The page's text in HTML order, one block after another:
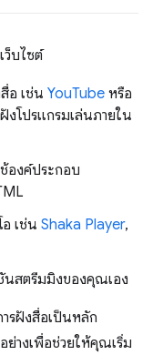
บไซต์
อ เช่น YouTube หรือ
โปรแกรมเล่นภายใน
องค์ประกอบ
เช่น Shaka Player,
นสตรีมมิงของคุณเอง
รฝังสื่อเป็นหลัก
ย่างเพื่อช่วยให้คุณเริ่ม